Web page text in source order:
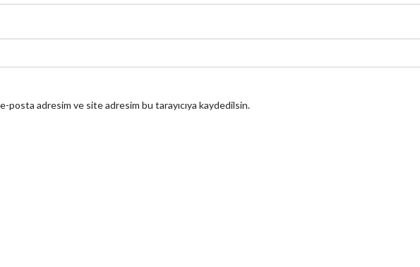
e-posta adresim ve site adresim bu tarayıcıya kaydedilsin.